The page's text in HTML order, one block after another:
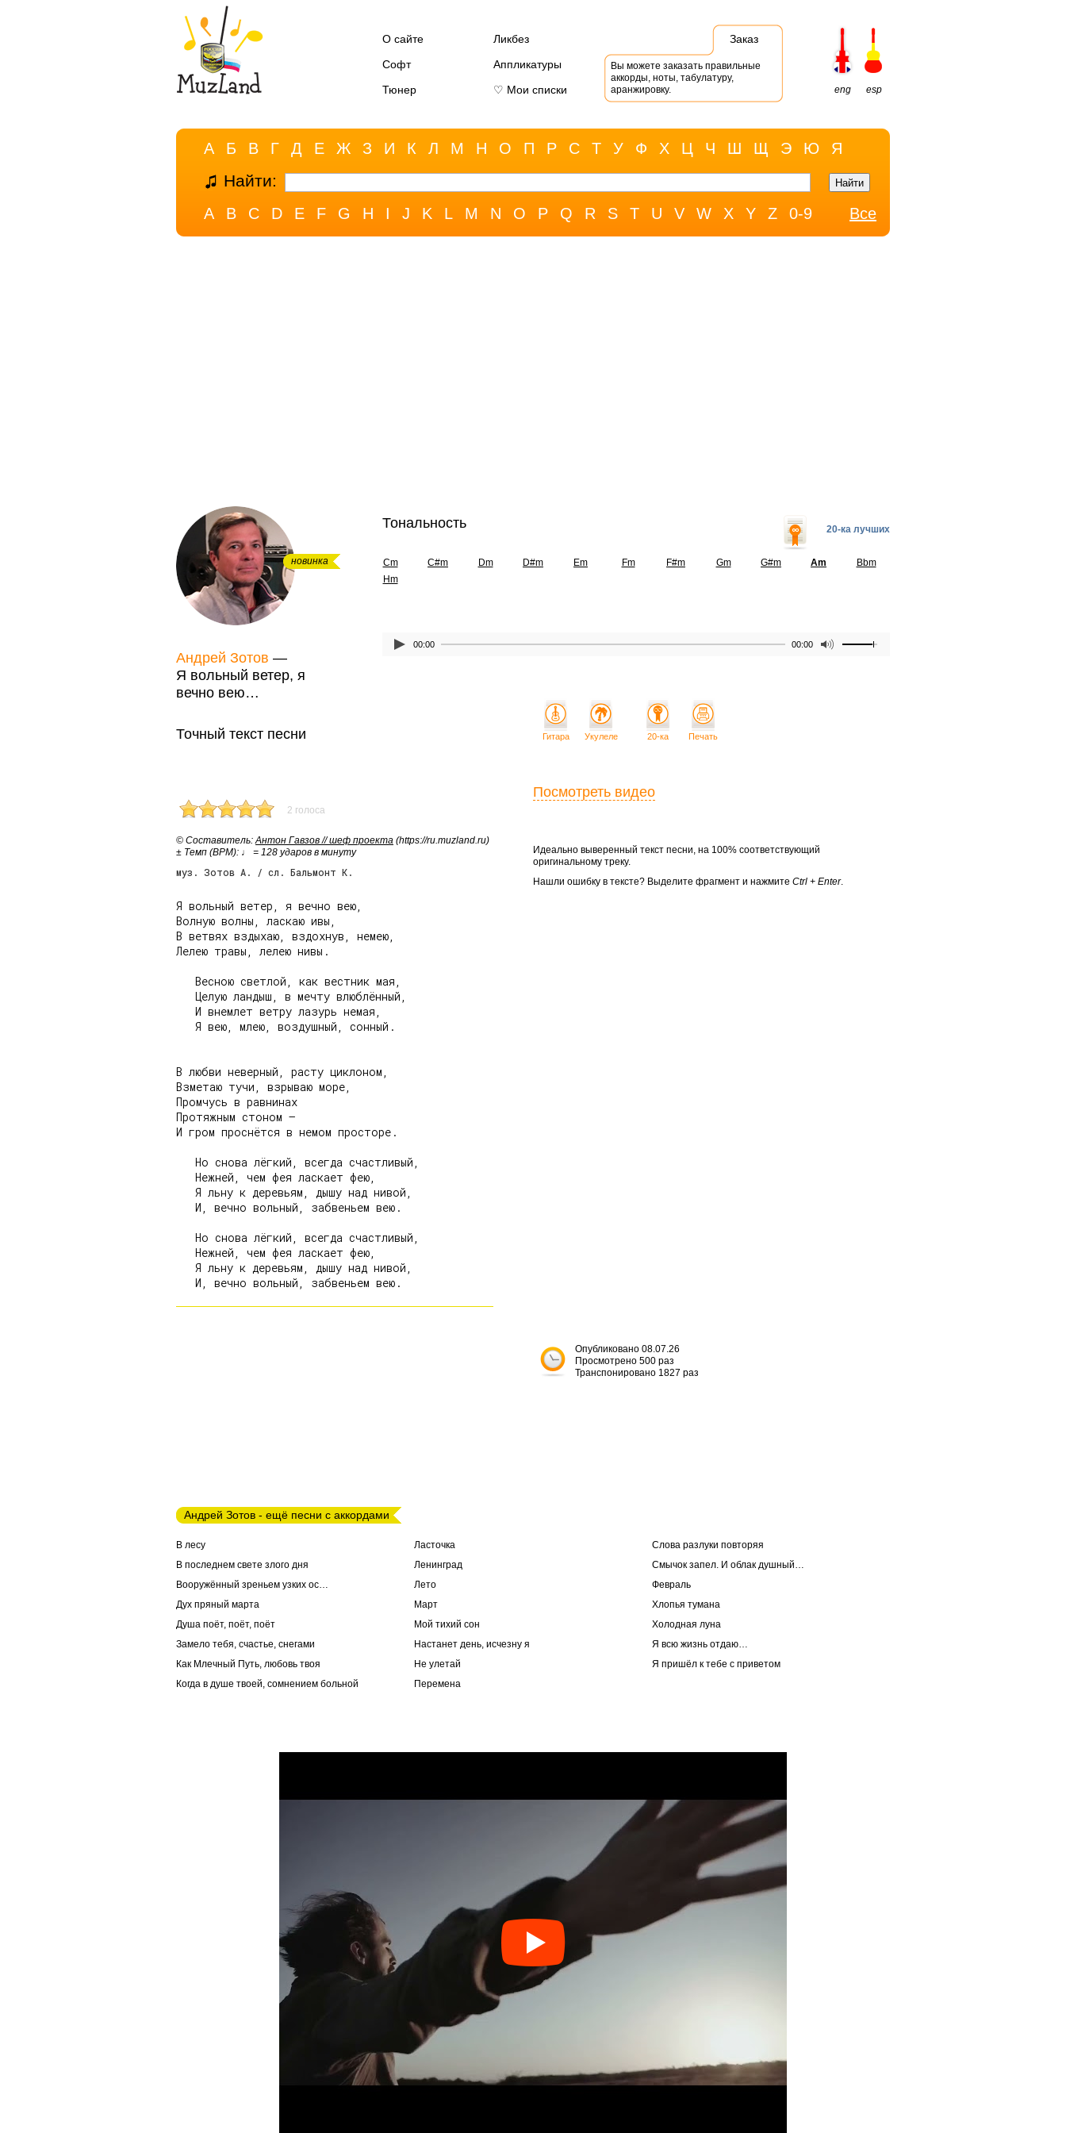
О сайте
Ликбез
Софт
Аппликатуры
Тюнер
♡ Мои списки
Заказ
Вы можете заказать правильные
аккорды, ноты, табулатуру,
аранжировку.
eng esp
А Б В Г Д Е Ж З И К Л М Н О П Р С Т У Ф Х Ц Ч Ш Щ Э Ю Я
Найти:
A B C D E F G H I J K L M N O P Q R S T U V W X Y Z 0-9 Все
новинка
Андрей Зотов —
Я вольный ветер, я
вечно вею…
Тональность 20-ка лучших
Cm C#m Dm D#m Em Fm F#m Gm G#m Am
Bbm
Hm
00:00 00:00
Точный текст песни
2 голоса
© Cоставитель:Антон Гавзов // шеф проекта (https://ru.muzland.ru)
± Темп (BPM): ♩ = 128 ударов в минуту
муз. Зотов А. / сл. Бальмонт К.
Я вольный ветер, я вечно вею,
Волную волны, ласкаю ивы,
В ветвях вздыхаю, вздохнув, немею,
Лелею травы, лелею нивы.
   Весною светлой, как вестник мая,
   Целую ландыш, в мечту влюблённый,
   И внемлет ветру лазурь немая,
   Я вею, млею, воздушный, сонный.
В любви неверный, расту циклоном,
Взметаю тучи, взрываю море,
Промчусь в равнинах
Протяжным стоном –
И гром проснётся в немом просторе.
   Но снова лёгкий, всегда счастливый,
   Нежней, чем фея ласкает фею,
   Я льну к деревьям, дышу над нивой,
   И, вечно вольный, забвеньем вею.
   Но снова лёгкий, всегда счастливый,
   Нежней, чем фея ласкает фею,
   Я льну к деревьям, дышу над нивой,
Гитара Укулеле 20-ка Печать
Посмотреть видео
Идеально выверенный текст песни, на 100% соответствующий
оригинальному треку.
Нашли ошибку в тексте? Выделите фрагмент и нажмите Ctrl + Enter.
Опубликовано 08.07.26
Просмотрено 500 раз
Транспонировано 1827 раз
Андрей Зотов - ещё песни с аккордами
В лесу
В последнем свете злого дня
Вооружённый зреньем узких ос…
Дух пряный марта
Душа поёт, поёт, поёт
Замело тебя, счастье, снегами
Как Млечный Путь, любовь твоя
Когда в душе твоей, сомнением больной
Ласточка
Ленинград
Лето
Март
Мой тихий сон
Настанет день, исчезну я
Не улетай
Перемена
Слова разлуки повторяя
Смычок запел. И облак душный…
Февраль
Хлопья тумана
Холодная луна
Я всю жизнь отдаю…
Я пришёл к тебе с приветом